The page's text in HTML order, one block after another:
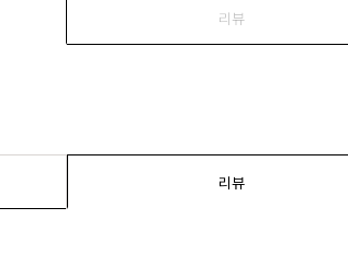
리뷰
리뷰